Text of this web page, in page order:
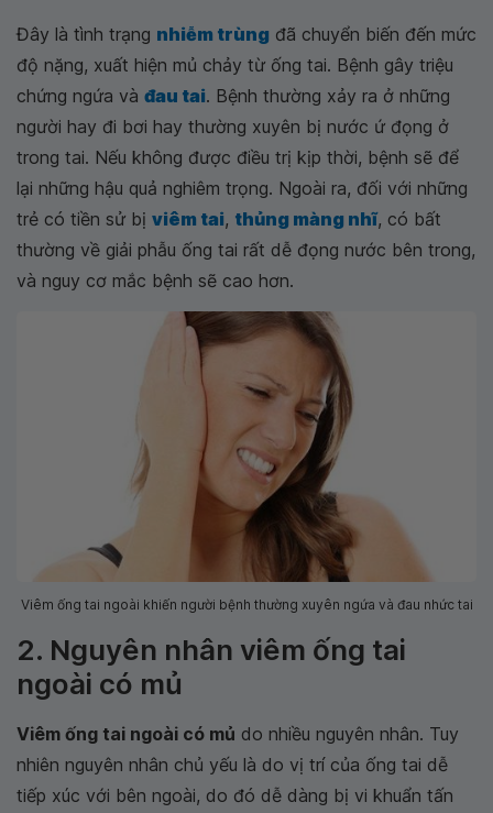
Đây là tình trạng nhiễm trùng đã chuyển biến đến mức
độ nặng, xuất hiện mủ chảy từ ống tai. Bệnh gây triệu
chứng ngứa và đau tai. Bệnh thường xảy ra ở những
người hay đi bơi hay thường xuyên bị nước ứ đọng ở
trong tai. Nếu không được điều trị kịp thời, bệnh sẽ để
lại những hậu quả nghiêm trọng. Ngoài ra, đối với những
trẻ có tiền sử bị viêm tai, thủng màng nhĩ, có bất
thường về giải phẫu ống tai rất dễ đọng nước bên trong,
và nguy cơ mắc bệnh sẽ cao hơn.
Viêm ống tai ngoài khiến người bệnh thường xuyên ngứa và đau nhức tai
2. Nguyên nhân viêm ống tai
ngoài có mủ
Viêm ống tai ngoài có mủ do nhiều nguyên nhân. Tuy
nhiên nguyên nhân chủ yếu là do vị trí của ống tai dễ
tiếp xúc với bên ngoài, do đó dễ dàng bị vi khuẩn tấn